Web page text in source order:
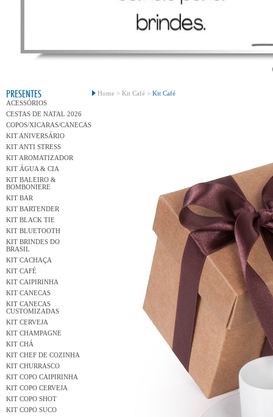
PRESENTES
ACESSÓRIOS
CESTAS DE NATAL 2026
COPOS/XICARAS/CANECAS
KIT ANIVERSÁRIO
KIT ANTI STRESS
KIT AROMATIZADOR
KIT ÁGUA & CIA
KIT BALEIRO &
BOMBONIERE
KIT BAR
KIT BARTENDER
KIT BLACK TIE
KIT BLUETOOTH
KIT BRINDES DO
BRASIL
KIT CACHAÇA
KIT CAFÉ
KIT CAIPIRINHA
KIT CANECAS
KIT CANECAS
CUSTOMIZADAS
KIT CERVEJA
KIT CHAMPAGNE
KIT CHÁ
KIT CHEF DE COZINHA
KIT CHURRASCO
KIT COPO CAIPIRINHA
KIT COPO CERVEJA
KIT COPO SHOT
KIT COPO SUCO
Home > Kit Café > Kit Café